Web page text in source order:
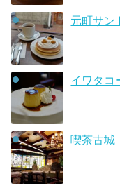
元町サン
イワタコ
喫茶古城